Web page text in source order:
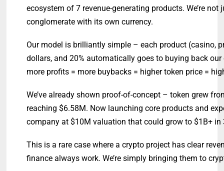
ecosystem of 7 revenue-generating products. We’re
conglomerate with its own currency.
Our model is brilliantly simple – each product (casino,
dollars, and 20% automatically goes to buying back
more profits = more buybacks = higher token price =
We’ve already shown proof-of-concept – token grew
reaching $6.58M. Now launching core products and
company at $10M valuation that could grow to $1B+ in
This is a rare case where a crypto project has clear
finance always work. We’re simply bringing them to